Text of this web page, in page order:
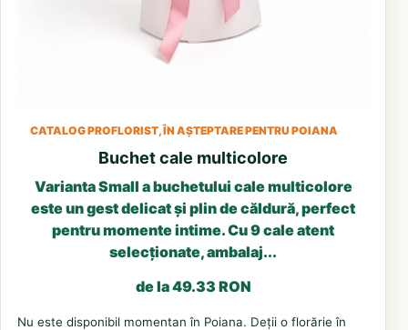
CATALOG PROFLORIST, ÎN AȘTEPTARE PENTRU POIANA
Buchet cale multicolore
Varianta Small a buchetului cale multicolore
este un gest delicat și plin de căldură, perfect
pentru momente intime. Cu 9 cale atent
selecționate, ambalaj...
de la 49.33 RON
Nu este disponibil momentan în Poiana. Deții o florărie în